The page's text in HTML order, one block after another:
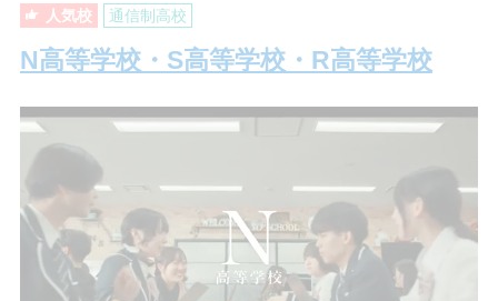
人気校 通信制高校
N高等学校・S高等学校・R高等学校